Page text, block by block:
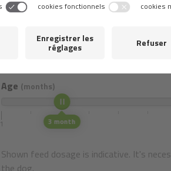
Age (months)
3 month
1
Shown feed dosage is indicative. It's
the dog.